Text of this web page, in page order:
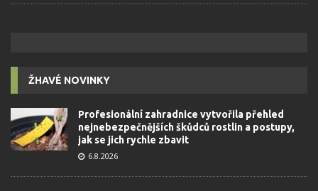
ŽHAVÉ NOVINKY
Profesionální zahradnice vytvořila přehled
nejnebezpečnějších škůdců rostlin a postupy,
jak se jich rychle zbavit
6.8.2026